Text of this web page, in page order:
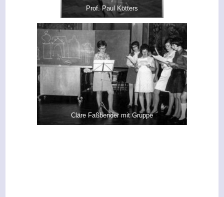
Prof. Paul Kötters
Cläre Faßbender mit Gruppe